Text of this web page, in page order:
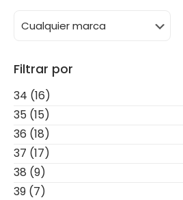
Filtrar por
34 (16)
35 (15)
36 (18)
37 (17)
38 (9)
39 (7)